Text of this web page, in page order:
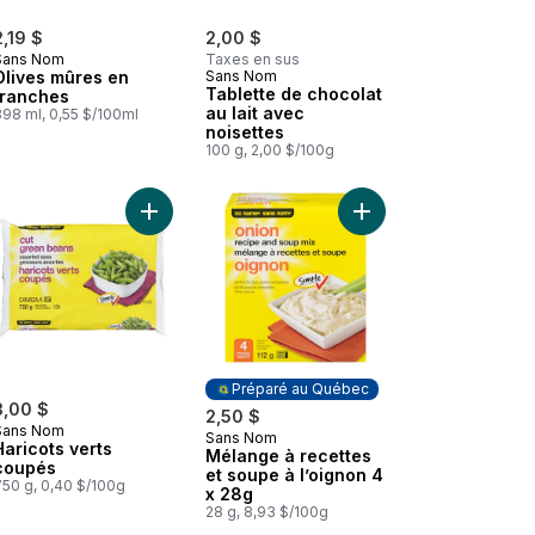
$
Nom
mûres en
ml, 0,55 $/100ml
2,00 $
Taxes en sus
Sans Nom
Tablette de chocolat
au lait avec
noisettes
100 g, 2,00 $/100g
de pommes sucrée au panier
$
Nom
verts
g, 0,40 $/100g
Ajouter Haricots verts coupés au panier
Préparé au Québec
2,50 $
Préparé au Québec
Sans Nom
Mélange à recettes
et soupe à l’oignon 4
x 28g
28 g, 8,93 $/100g
Ajouter Mélange à